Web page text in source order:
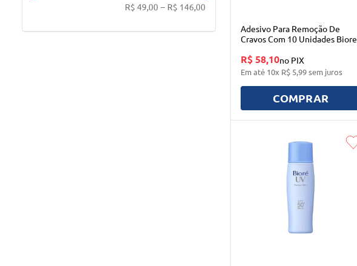
R$ 49,00 – R$ 146,00
Adesivo Para Remoção De
Cravos Com 10 Unidades Biore
R$ 58,10no PIX
Em até 10x R$ 5,99sem juros
COMPRAR